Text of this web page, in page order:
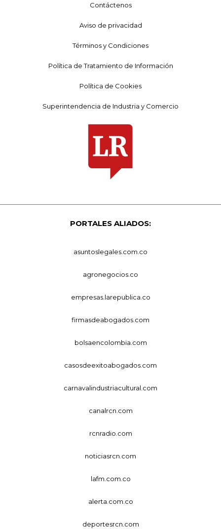
Contáctenos
Aviso de privacidad
Términos y Condiciones
Política de Tratamiento de Información
Política de Cookies
Superintendencia de Industria y Comercio
PORTALES ALIADOS:
asuntoslegales.com.co
agronegocios.co
empresas.larepublica.co
firmasdeabogados.com
bolsaencolombia.com
casosdeexitoabogados.com
carnavalindustriacultural.com
canalrcn.com
rcnradio.com
noticiasrcn.com
lafm.com.co
alerta.com.co
deportesrcn.com